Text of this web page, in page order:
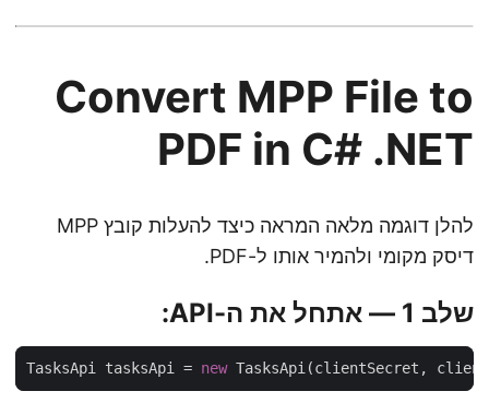
Convert MPP File to
PDF in C# .NET
להלן דוגמה מלאה המראה כיצד להעלות קובץ MPP
דיסק מקומי ולהמיר אותו ל-PDF.
שלב 1 — אתחל את ה-API:
TasksApi tasksApi = new